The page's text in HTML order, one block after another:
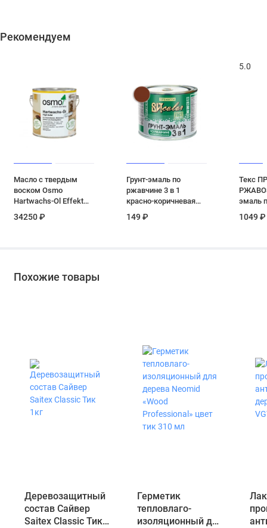
Рекомендуем
Масло с твердым
воском Osmo
Hartwachs-Ol Effekt
цвет 3091 Серебро 2.5
л
34250 ₽
Грунт-эмаль по
ржавчине 3 в 1
красно-коричневая
ВИТ color 0.4 кг
149 ₽
5.0
Текс
эмаль
1049 ₽
Похожие товары
Деревозащитный
состав Сайвер
Saitex Classic Тик
Герметик
тепловлаго-
изоляционный для